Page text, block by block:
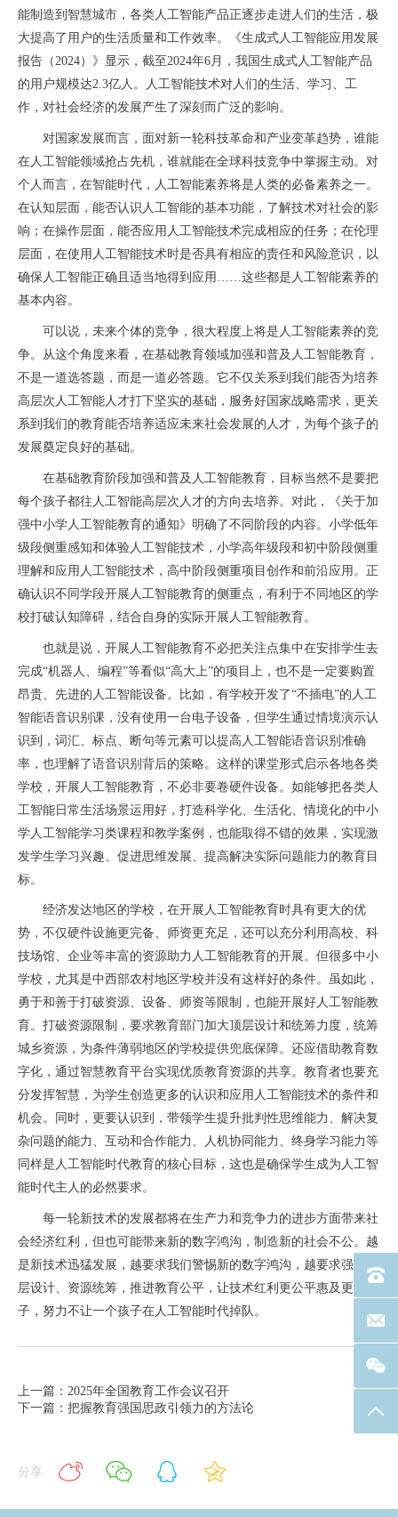
能制造到智慧城市，各类人工智能产品正逐步走进人们的生活，极
大提高了用户的生活质量和工作效率。《生成式人工智能应用发展
报告（2024）》显示，截至2024年6月，我国生成式人工智能产品
的用户规模达2.3亿人。人工智能技术对人们的生活、学习、工
作，对社会经济的发展产生了深刻而广泛的影响。
对国家发展而言，面对新一轮科技革命和产业变革趋势，谁能
在人工智能领域抢占先机，谁就能在全球科技竞争中掌握主动。对
个人而言，在智能时代，人工智能素养将是人类的必备素养之一。
在认知层面，能否认识人工智能的基本功能，了解技术对社会的影
响；在操作层面，能否应用人工智能技术完成相应的任务；在伦理
层面，在使用人工智能技术时是否具有相应的责任和风险意识，以
确保人工智能正确且适当地得到应用……这些都是人工智能素养的
基本内容。
可以说，未来个体的竞争，很大程度上将是人工智能素养的竞
争。从这个角度来看，在基础教育领域加强和普及人工智能教育，
不是一道选答题，而是一道必答题。它不仅关系到我们能否为培养
高层次人工智能人才打下坚实的基础，服务好国家战略需求，更关
系到我们的教育能否培养适应未来社会发展的人才，为每个孩子的
发展奠定良好的基础。
在基础教育阶段加强和普及人工智能教育，目标当然不是要把
每个孩子都往人工智能高层次人才的方向去培养。对此，《关于加
强中小学人工智能教育的通知》明确了不同阶段的内容。小学低年
级段侧重感知和体验人工智能技术，小学高年级段和初中阶段侧重
理解和应用人工智能技术，高中阶段侧重项目创作和前沿应用。正
确认识不同学段开展人工智能教育的侧重点，有利于不同地区的学
校打破认知障碍，结合自身的实际开展人工智能教育。
也就是说，开展人工智能教育不必把关注点集中在安排学生去
完成“机器人、编程”等看似“高大上”的项目上，也不是一定要购置
昂贵、先进的人工智能设备。比如，有学校开发了“不插电”的人工
智能语音识别课，没有使用一台电子设备，但学生通过情境演示认
识到，词汇、标点、断句等元素可以提高人工智能语音识别准确
率，也理解了语音识别背后的策略。这样的课堂形式启示各地各类
学校，开展人工智能教育，不必非要卷硬件设备。如能够把各类人
工智能日常生活场景运用好，打造科学化、生活化、情境化的中小
学人工智能学习类课程和教学案例，也能取得不错的效果，实现激
发学生学习兴趣、促进思维发展、提高解决实际问题能力的教育目
标。
经济发达地区的学校，在开展人工智能教育时具有更大的优
势，不仅硬件设施更完备、师资更充足，还可以充分利用高校、科
技场馆、企业等丰富的资源助力人工智能教育的开展。但很多中小
学校，尤其是中西部农村地区学校并没有这样好的条件。虽如此，
勇于和善于打破资源、设备、师资等限制，也能开展好人工智能教
育。打破资源限制，要求教育部门加大顶层设计和统筹力度，统筹
城乡资源，为条件薄弱地区的学校提供兜底保障。还应借助教育数
字化，通过智慧教育平台实现优质教育资源的共享。教育者也要充
分发挥智慧，为学生创造更多的认识和应用人工智能技术的条件和
机会。同时，更要认识到，带领学生提升批判性思维能力、解决复
杂问题的能力、互动和合作能力、人机协同能力、终身学习能力等
同样是人工智能时代教育的核心目标，这也是确保学生成为人工智
能时代主人的必然要求。
每一轮新技术的发展都将在生产力和竞争力的进步方面带来社
会经济红利，但也可能带来新的数字鸿沟，制造新的社会不公。越
是新技术迅猛发展，越要求我们警惕新的数字鸿沟，越要求强化顶
层设计、资源统筹，推进教育公平，让技术红利更公平惠及更多孩
子，努力不让一个孩子在人工智能时代掉队。
上一篇：2025年全国教育工作会议召开
下一篇：把握教育强国思政引领力的方法论
分享
电话
联系
返回